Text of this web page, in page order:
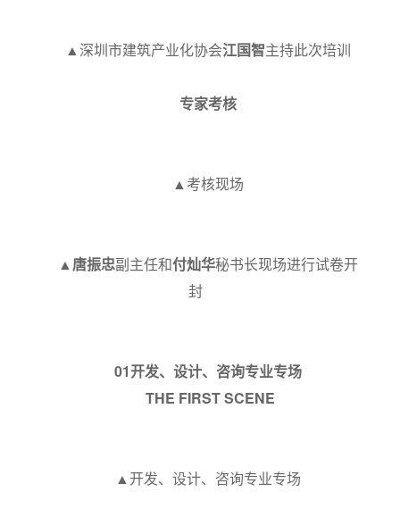
▲深圳市建筑产业化协会江国智主持此次培训
专家考核
▲考核现场
▲唐振忠副主任和付灿华秘书长现场进行试卷开
封
01开发、设计、咨询专业专场
THE FIRST SCENE
▲开发、设计、咨询专业专场